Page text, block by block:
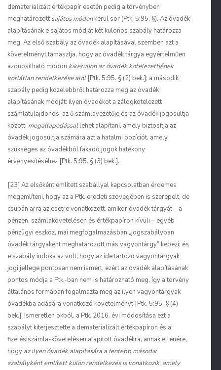
dematerializált értékpapír esetén pedig a törvényben
meghatározott sajátos módonkerül sor (Ptk. 5:95. §). Az óvadék
alapításának e sajátos módját két különös szabály határozza
meg. Az első szabály az óvadék alapításával szemben azt a
követelményt támasztja, hogy az óvadék tárgya egyértelműen
azonosítható módon kikerüljön az óvadék kötelezettjének
korlátlan rendelkezése alól[Ptk. 5:95. § (2) bek.]; a második
szabály pedig közelebbről határozza meg az óvadék
alapításának módját: ilyen óvadékot a zálogkötelezett
számlatulajdonos, az ő számlavezetője és az óvadék jogosultja
közötti megállapodássallehet alapítani, amely biztosítja az
óvadék jogosultja számára azt a hatalmi pozíciót, amely
szükséges az óvadékból fakadó jogok hatékony
érvényesítéséhez [Ptk. 5:95. § (3) bek.].
[23] Az elsőként említett szabállyal kapcsolatban érdemes
megemlíteni, hogy az a Ptk. eredeti szövegében is szerepelt, de
csupán arra az esetre vonatkozott, amikor óvadék tárgyát – a
pénzen, számlakövetelésen és értékpapíron kívüli – egyéb
pénzügyi eszköz, mai megfogalmazásban „jogszabályban
óvadék tárgyaként meghatározott más vagyontárgy” képezi; és
e szabály indoka az volt, hogy az ide tartozó vagyontárgyak
jogi jellege pontosan nem ismert, ezért az óvadék alapításának
pontos módja a Ptk.-ban nem is határozható meg, így a törvény
általános formában fogalmazta meg az ilyen vagyontárgyak
óvadékba adására vonatkozó követelményt [Ptk. 5:95. § (4)
bek.]. Ismeretlen okból, a Ptk. 2016. évi módosítása ezt a
szabályt kiterjesztette a dematerializált értékpapíron és a
fizetésiszámla-követelésen alapított óvadékra, annak ellenére,
hogy az ilyen óvadék alapítására a fentebb második
szabályként említett külön rendelkezés is vonatkozik, amely